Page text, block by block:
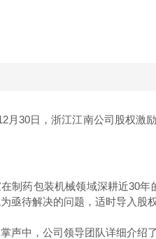
30日，浙江江南公司股权激励
药包装机械领域深耕近30年
为亟待解决的问题，适时导入股
中，公司领导团队详细介绍了